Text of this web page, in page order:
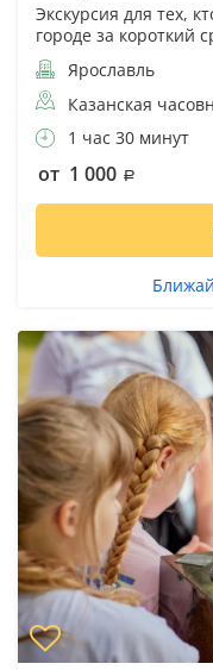
Экскурсия для тех,
городе за короткий
Ярославль
Казанская
1 час 30 минут
от 1 000